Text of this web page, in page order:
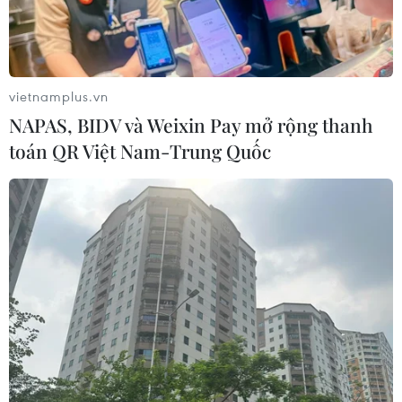
kinh tế và công nghệ vũ trụ
06/08/2026 13:35
Đến năm 2030, Việt Nam làm chủ ít
nhất 4 công nghệ chiến lược
06/08/2026 12:58
Mảnh vỡ tên lửa SpaceX va chạm Mặt
Trăng, dấy lên lo ngại về rác thải vũ
trụ
06/08/2026 10:24
Lần đầu tiên chụp được bề mặt Mặt
Trời với độ nét chưa từng có
vietnamplus.vn
NAPAS, BIDV và Weixin Pay mở rộng thanh
toán QR Việt Nam-Trung Quốc